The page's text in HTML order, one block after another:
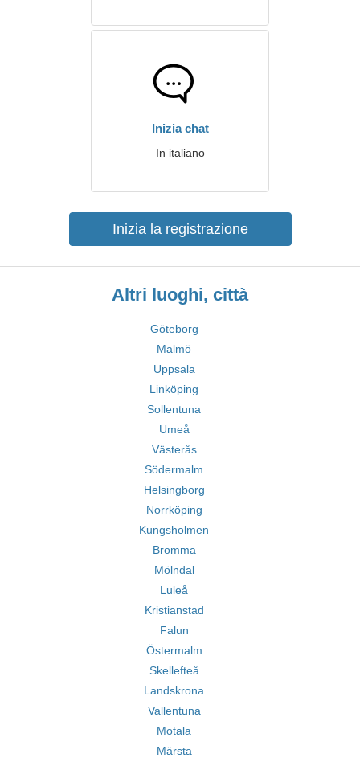
Inizia chat
In italiano
Inizia la registrazione
Altri luoghi, città
Göteborg
Malmö
Uppsala
Linköping
Sollentuna
Umeå
Västerås
Södermalm
Helsingborg
Norrköping
Kungsholmen
Bromma
Mölndal
Luleå
Kristianstad
Falun
Östermalm
Skellefteå
Landskrona
Vallentuna
Motala
Märsta